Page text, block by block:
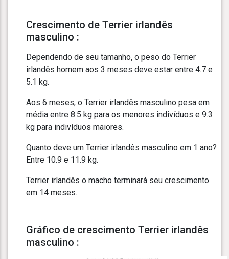
Crescimento de Terrier irlandês
masculino :
Dependendo de seu tamanho, o peso do Terrier
irlandês homem aos 3 meses deve estar entre 4.7 e
5.1 kg.
Aos 6 meses, o Terrier irlandês masculino pesa em
média entre 8.5 kg para os menores indivíduos e 9.3
kg para indivíduos maiores.
Quanto deve um Terrier irlandês masculino em 1 ano?
Entre 10.9 e 11.9 kg.
Terrier irlandês o macho terminará seu crescimento
em 14 meses.
Gráfico de crescimento Terrier irlandês
masculino :